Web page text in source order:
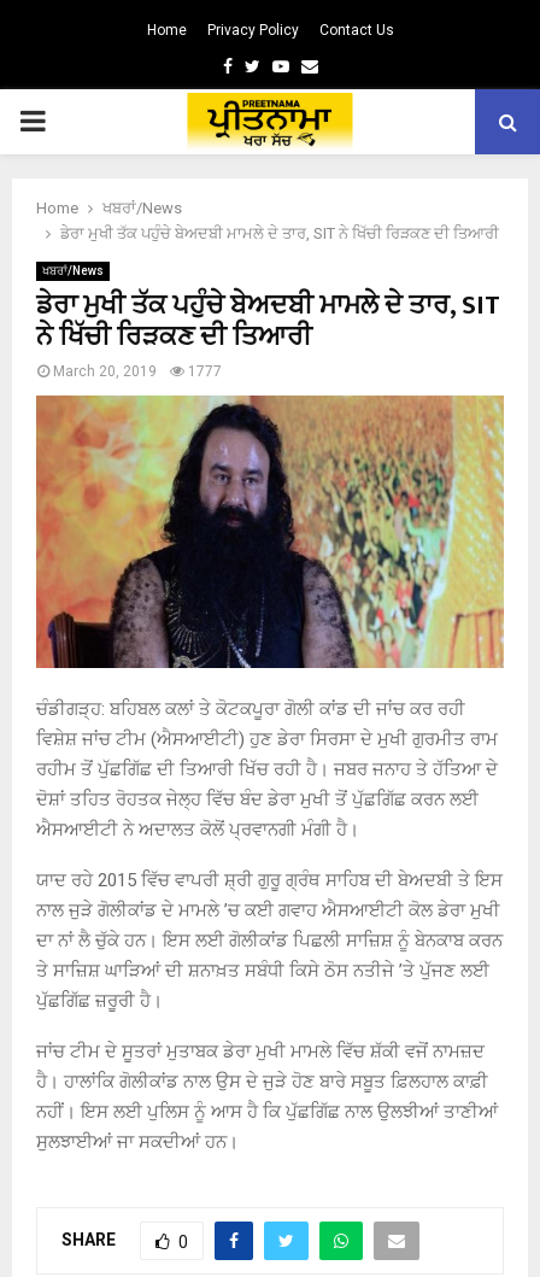
Home Privacy Policy Contact Us
Facebook
TwitterYoutube
Email
PRIMARY
Home
ਖਬਰਾਂ/News
ਡੇਰਾ ਮੁਖੀ ਤੱਕ ਪਹੁੰਚੇ ਬੇਅਦਬੀ ਮਾਮਲੇ ਦੇ ਤਾਰ, SIT ਨੇ ਖਿੱਚੀ ਰਿੜਕਣ ਦੀ ਤਿਆਰੀ
ਖਬਰਾਂ/News
ਡੇਰਾ ਮੁਖੀ ਤੱਕ ਪਹੁੰਚੇ ਬੇਅਦਬੀ ਮਾਮਲੇ ਦੇ ਤਾਰ, SIT
ਨੇ ਖਿੱਚੀ ਰਿੜਕਣ ਦੀ ਤਿਆਰੀ
March 20, 2019 1777
ਚੰਡੀਗੜ੍ਹ: ਬਹਿਬਲ ਕਲਾਂ ਤੇ ਕੋਟਕਪੂਰਾ ਗੋਲੀ ਕਾਂਡ ਦੀ ਜਾਂਚ ਕਰ ਰਹੀ
ਵਿਸ਼ੇਸ਼ ਜਾਂਚ ਟੀਮ (ਐਸਆਈਟੀ) ਹੁਣ ਡੇਰਾ ਸਿਰਸਾ ਦੇ ਮੁਖੀ ਗੁਰਮੀਤ ਰਾਮ
ਰਹੀਮ ਤੋਂ ਪੁੱਛਗਿੱਛ ਦੀ ਤਿਆਰੀ ਖਿੱਚ ਰਹੀ ਹੈ। ਜਬਰ ਜਨਾਹ ਤੇ ਹੱਤਿਆ ਦੇ
ਦੋਸ਼ਾਂ ਤਹਿਤ ਰੋਹਤਕ ਜੇਲ੍ਹ ਵਿੱਚ ਬੰਦ ਡੇਰਾ ਮੁਖੀ ਤੋਂ ਪੁੱਛਗਿੱਛ ਕਰਨ ਲਈ
ਐਸਆਈਟੀ ਨੇ ਅਦਾਲਤ ਕੋਲੋਂ ਪ੍ਰਵਾਨਗੀ ਮੰਗੀ ਹੈ।
ਯਾਦ ਰਹੇ 2015 ਵਿੱਚ ਵਾਪਰੀ ਸ਼੍ਰੀ ਗੁਰੂ ਗ੍ਰੰਥ ਸਾਹਿਬ ਦੀ ਬੇਅਦਬੀ ਤੇ ਇਸ
ਨਾਲ ਜੁੜੇ ਗੋਲੀਕਾਂਡ ਦੇ ਮਾਮਲੇ ’ਚ ਕਈ ਗਵਾਹ ਐਸਆਈਟੀ ਕੋਲ ਡੇਰਾ ਮੁਖੀ
ਦਾ ਨਾਂ ਲੈ ਚੁੱਕੇ ਹਨ। ਇਸ ਲਈ ਗੋਲੀਕਾਂਡ ਪਿਛਲੀ ਸਾਜ਼ਿਸ਼ ਨੂੰ ਬੇਨਕਾਬ ਕਰਨ
ਤੇ ਸਾਜ਼ਿਸ਼ ਘਾੜਿਆਂ ਦੀ ਸ਼ਨਾਖ਼ਤ ਸਬੰਧੀ ਕਿਸੇ ਠੋਸ ਨਤੀਜੇ ’ਤੇ ਪੁੱਜਣ ਲਈ
ਪੁੱਛਗਿੱਛ ਜ਼ਰੂਰੀ ਹੈ।
ਜਾਂਚ ਟੀਮ ਦੇ ਸੂਤਰਾਂ ਮੁਤਾਬਕ ਡੇਰਾ ਮੁਖੀ ਮਾਮਲੇ ਵਿੱਚ ਸ਼ੱਕੀ ਵਜੋਂ ਨਾਮਜ਼ਦ
ਹੈ। ਹਾਲਾਂਕਿ ਗੋਲੀਕਾਂਡ ਨਾਲ ਉਸ ਦੇ ਜੁੜੇ ਹੋਣ ਬਾਰੇ ਸਬੂਤ ਫ਼ਿਲਹਾਲ ਕਾਫ਼ੀ
ਨਹੀਂ। ਇਸ ਲਈ ਪੁਲਿਸ ਨੂੰ ਆਸ ਹੈ ਕਿ ਪੁੱਛਗਿੱਛ ਨਾਲ ਉਲਝੀਆਂ ਤਾਣੀਆਂ
ਸੁਲਝਾਈਆਂ ਜਾ ਸਕਦੀਆਂ ਹਨ।
SHARE 0